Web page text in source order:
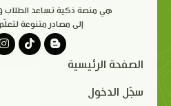
هي منصة ذكية تساعد الطلاب
إلى مصادر متنوعة لتعلّم
الصفحة الرئيسية
سجّل الدخول